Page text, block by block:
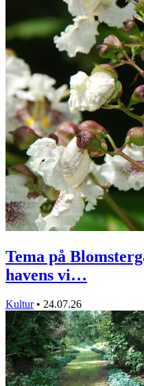
Tema på
havens vi…
Kultur • 24.07.26